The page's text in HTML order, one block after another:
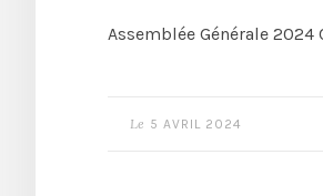
Assemblée Générale
Le 5 AVRIL 2024